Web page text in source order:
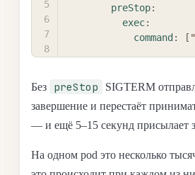
preStop:
exec:
command : [
Без preStop
SIGTERM
завершение и перестаёт
— и ещё 5–15 секунд присылает
На одном pod это несколько